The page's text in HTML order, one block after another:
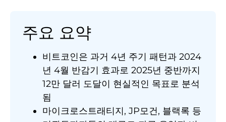
주요 요약
비트코인은 과거 4년 주기 패턴과 2024
년 4월 반감기 효과로 2025년 중반까지
12만 달러 도달이 현실적인 목표로 분석
됨
마이크로스트래티지, JP모건, 블랙록 등